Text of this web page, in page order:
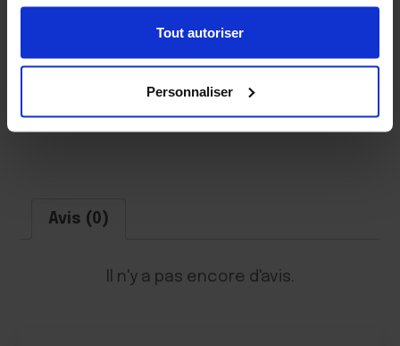
Tout autoriser
Personnaliser
Avis (0)
Il n'y a pas encore d'avis.